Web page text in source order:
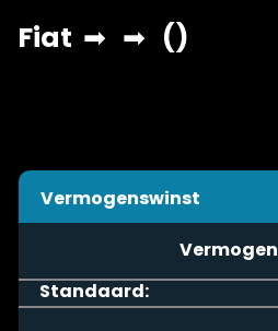
Vermogenswinst
Vermogen
Standaard: